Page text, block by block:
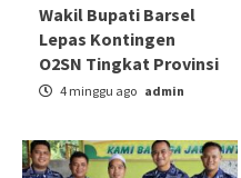
Wakil Bupati Barsel
Lepas Kontingen
O2SN Tingkat Provinsi
4 minggu ago admin